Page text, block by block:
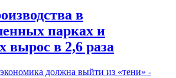
в
парках и
вырос в 2,6 раза